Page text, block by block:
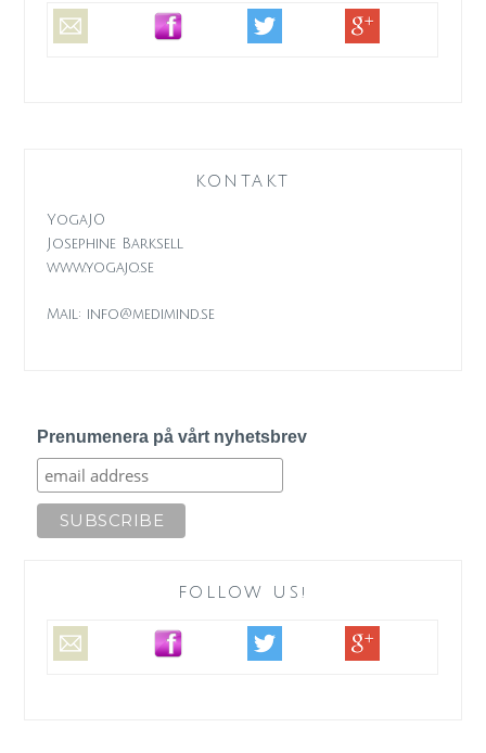
KONTAKT
YogaJO
Josephine Barksell
www.yogajo.se
Mail: info@medimind.se
Prenumenera på vårt nyhetsbrev
FOLLOW US!